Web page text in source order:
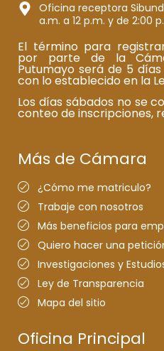
Oficina receptora
a.m. a 12 p.m. y de 2:00
El término para
por parte de la
Putumayo será de 5
con lo establecido en la
Los días sábados no se
conteo de inscripciones,
Más de Cámara
¿Cómo me matriculo?
Trabaje con nosotros
Más beneficios para
Quiero hacer una
Investigaciones y
Ley de Transparencia
Mapa del sitio
Oficina Principal